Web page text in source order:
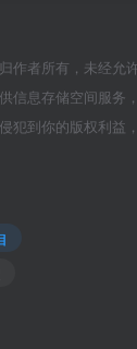
作者所有，未经允
信息存储空间服务
犯到你的版权利益